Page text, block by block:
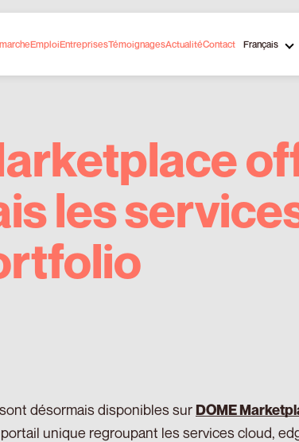
EmploiEntreprisesTémoignagesActualitéContact Français
les
sont désormais disponibles surDOME
unique regroupant les services cloud,